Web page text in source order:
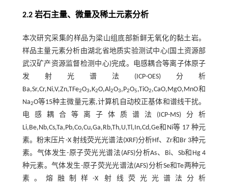
2.2 岩石主量、微量及稀土元素分析
本次研究采集的样品为梁山组底部新鲜无氧化的黏土岩。
样品主量元素分析由湖北省地质实验测试中心(国土资源部
武汉矿产资源监督检测中心)完成。电感耦合等离子体原子
发射光谱法(ICP-OES)分析
Ba,Sr,Cr,Ni,V,Zn,TFe2O3,K2O,Al 2O3,P2O5,TiO2,CaO,MgO,MnO和
Na2O等15种主微量元素,计算机自动校正基体和谱线干扰。
电感耦合等离子体质谱法(ICP-MS)分析
Li,Be,Nb,Cs,Ta,Pb,Co,Cu,Ga,Rb,Th,U,Tl,In,Cd,Ge和Ni等 17 种元
素。粉末压片-X 射线荧光光谱法(XRF)分析Hf、Zr和Br 3种元
素。气体发生-原子荧光光谱法(AFS)分析As、Bi、Sb和Hg 4
种元素。气体发生-原子荧光光谱法(AFS)分析Se和Te两种元
素。熔融制样-X 射线荧光光谱法分析